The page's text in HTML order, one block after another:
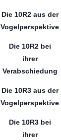
Die 10R2 aus der
Vogelperspektive
Die 10R2 bei
ihrer
Verabschiedung
Die 10R3 aus der
Vogelperspektive
Die 10R3 bei
ihrer